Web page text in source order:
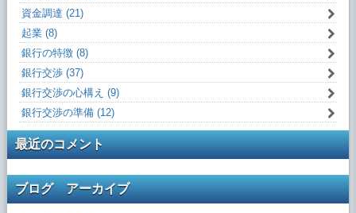
資金調達 (21)
起業 (8)
銀行の特徴 (8)
銀行交渉 (37)
銀行交渉の心構え (9)
銀行交渉の準備 (12)
最近のコメント
ブログ アーカイブ